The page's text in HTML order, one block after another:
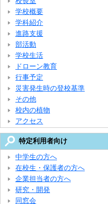
学校概要
学科紹介
進路支援
部活動
学校生活
ドローン教育
行事予定
災害発生時の登校基準
その他
校内の植物
アクセス
特定利用者向け
中学生の方へ
在校生・保護者の方へ
企業担当者の方へ
研究・開発
同窓会